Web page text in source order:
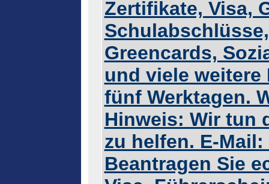
Zertifikate, Visa,
Greencards,
und viele weitere
fünf Werktagen.
Hinweis: Wir tun
zu helfen. E-Mail:
Beantragen Sie